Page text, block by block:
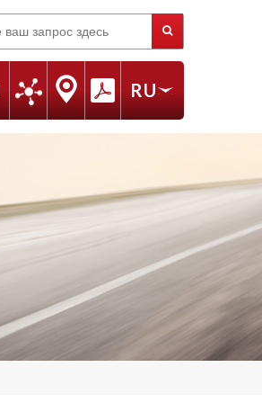
RU
FR
IT